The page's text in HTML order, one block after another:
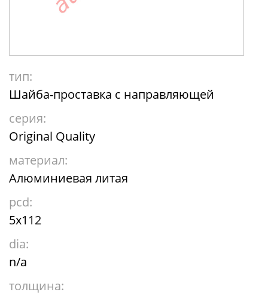
тип:
Шайба-проставка с направляющей
серия:
Original Quality
материал:
Алюминиевая литая
pcd:
5x112
dia:
n/a
толщина: